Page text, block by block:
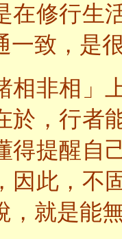
在修行生
一致，是
相非相」
於，行者
得提醒自
因此，不
，就是能